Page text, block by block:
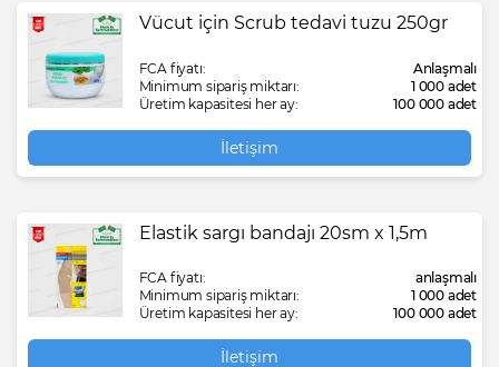
Vücut için Scrub tedavi tuzu 250gr
FCA fiyatı:
Anlaşmalı
Minimum sipariş miktarı:
1 000 adet
Üretim kapasitesi her ay:
100 000 adet
İletişim
Elastik sargı bandajı 20sm x 1,5m
FCA fiyatı:
anlaşmalı
Minimum sipariş miktarı:
1 000 adet
Üretim kapasitesi her ay:
100 000 adet
İletişim